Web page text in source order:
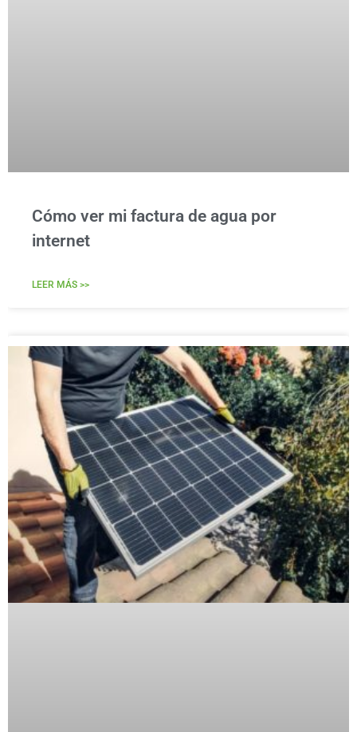
Cómo ver mi factura de agua por
internet
LEER MÁS >>